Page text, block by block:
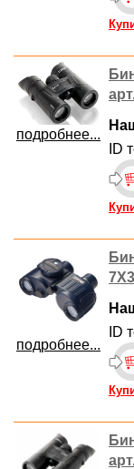
подробнее...
ID
подробнее...
ID